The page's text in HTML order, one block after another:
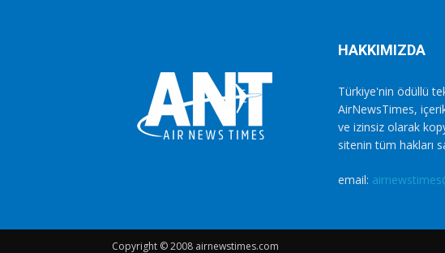
HAKKIMIZDA
Türkiye'nin ödüllü
AirNewsTimes,
ve izinsiz olarak
sitenin tüm hakları
email:
Copyright © 2008 airnewstimes.com